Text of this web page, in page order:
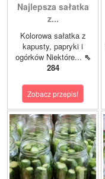
Najlepsza sałatka
z...
Kolorowa sałatka z
kapusty, papryki i
ogórków Niektóre... ⇖
284
Zobacz przepis!